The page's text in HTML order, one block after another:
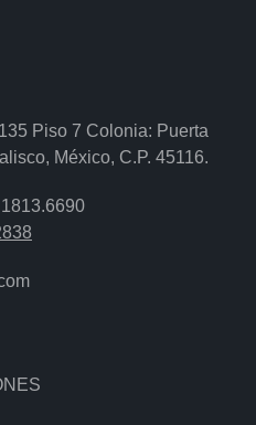
Piso 7 Colonia: Puerta
México, C.P. 45116.